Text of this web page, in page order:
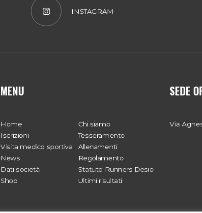
INSTAGRAM
MENU
Home
Chi siamo
Iscrizioni
Tesseramento
Visita medico sportiva
Allenamenti
News
Regolamento
Dati società
Statuto Runners Desio
Shop
Ultimi risultati
SEDE
Via